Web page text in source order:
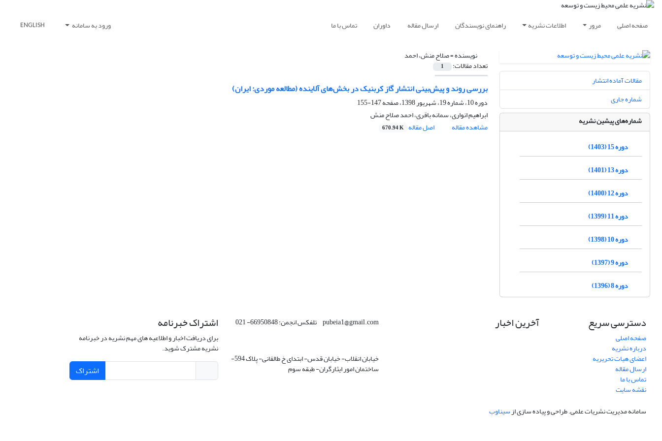
صفحه اصلی مرور اطلاعات نشریه راهنمای نویسندگان ارسال مقاله داوران تماس با ما ورود به سامانه ENGLISH
نویسنده =صلاح منش، احمد
تعداد مقالات: 1
بررسی روند و پیش‌‌بینی انتشار گاز کربنیک در بخش‌‌های آلاینده (مطالعه موردی: ایران)
دوره 10، شماره 19، شهریور 1398، صفحه
147-155
ابراهیم انواری، سمانه باقری، احمد صلاح منش
مشاهده مقاله
اصل مقاله 670.94 K
مقالات آماده انتشار
شماره جاری
شماره‌های پیشین نشریه
دوره 15 (1403)
دوره 13 (1401)
دوره 12 (1400)
دوره 11 (1399)
دوره 10 (1398)
دوره 9 (1397)
دوره 8 (1396)
دسترسی سریع
صفحه اصلی
درباره نشریه
اعضای هیات تحریریه
ارسال مقاله
تماس با ما
نقشه سایت
آخرین اخبار pubeia1@gmail.com تلفکس انجمن: 66950848- 021
خیابان انقلاب- خیابان قدس- ابتدای خ طالقانی- پلاک 594-
ساختمان امور ایثارگران- طبقه سوم
اشتراک خبرنامه
برای دریافت اخبار و اطلاعیه های مهم نشریه در خبرنامه
نشریه مشترک شوید.
اشتراک
سامانه مدیریت نشریات علمی.طراحی و پیاده سازی ازسیناوب